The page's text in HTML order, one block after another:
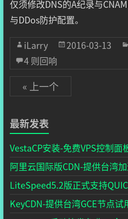
仅须修改DNS的A纪录与
与DDos防护配置。
iLarry
2016-03-13
4 则回响
« 上一个
最新发表
VestaCP安装-免费VPS控制面
阿里云国际版CDN-提供台湾
LiteSpeed5.2版正式支持
KeyCDN-提供台湾GCE节点试